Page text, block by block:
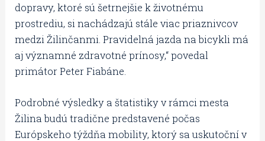
dopravy, ktoré sú šetrnejšie k životnému
prostrediu, si nachádzajú stále viac priaznivcov
medzi Žilinčanmi. Pravidelná jazda na bicykli má
aj významné zdravotné prínosy,“ povedal
primátor Peter Fiabáne.
Podrobné výsledky a štatistiky v rámci mesta
Žilina budú tradične predstavené počas
Európskeho týždňa mobility, ktorý sa uskutoční v